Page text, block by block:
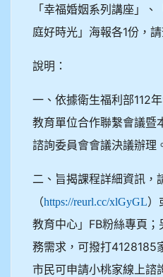
「幸福婚姻系列講座」
庭好時光」海報各1份，請
說明：
一、依據衛生福利部112
教育單位合作聯繫會議暨
諮詢委員會會議決議辦理
二、旨揭課程詳細資訊，
（https://reurl.cc/xlGyGL）
教育中心」FB粉絲專頁
務需求，可撥打4128185
市民可申請小桃家線上諮